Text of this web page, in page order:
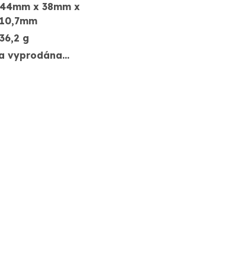
44mm x 38mm x
10,7mm
36,2 g
vyprodána…